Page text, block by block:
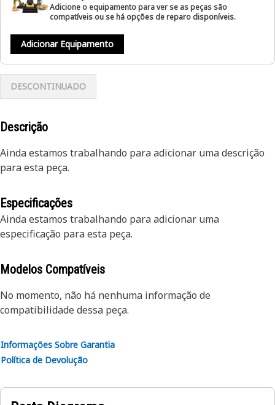
Adicione o equipamento para ver se as peças são
compatíveis ou se há opções de reparo disponíveis.
Adicionar Equipamento
DESCONTINUADO
Descrição
Ainda estamos trabalhando para adicionar uma descrição
para esta peça.
Especificações
Ainda estamos trabalhando para adicionar uma
especificação para esta peça.
Modelos Compatíveis
No momento, não há nenhuma informação de
compatibilidade dessa peça.
Informações Sobre Garantia
Política de Devolução